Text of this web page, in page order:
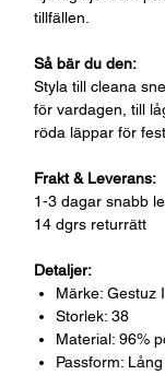
tillfällen.
Så bär du den:
Styla till cleana
för vardagen, till
röda läppar för
Frakt & Leverans:
1-3 dagar snabb
14 dgrs returrätt
Detaljer:
Märke: Gestuz
Storlek: 38
Material: 96%
Passform: